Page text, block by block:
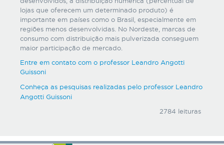
lojas que oferecem um determinado produto) é
importante em países como o Brasil, especialmente em
regiões menos desenvolvidas. No Nordeste, marcas de
consumo com distribuição mais pulverizada conseguem
maior participação de mercado.
Entre em contato com o professor Leandro Angotti
Guissoni
Conheça as pesquisas realizadas pelo professor Leandro
Angotti Guissoni
2784 leituras